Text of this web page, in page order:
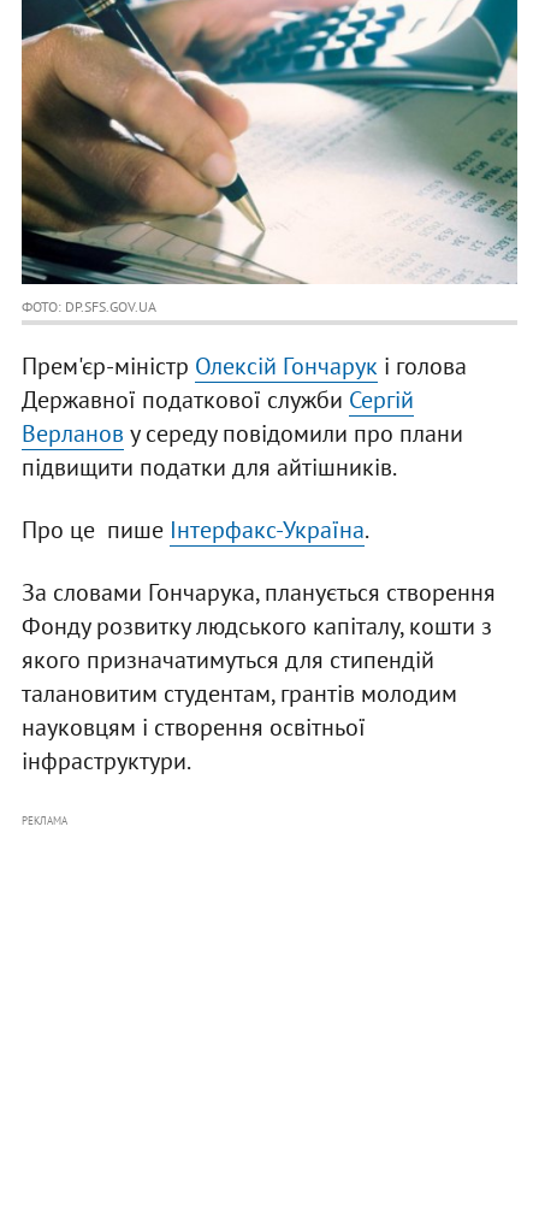
ФОТО: DP.SFS.GOV.UA
Прем'єр-міністр Олексій Гончарук і голова
Державної податкової служби Сергій
Верланов у середу повідомили про плани
підвищити податки для айтішників.
Про це пише Інтерфакс-Україна.
За словами Гончарука, планується створення
Фонду розвитку людського капіталу, кошти з
якого призначатимуться для стипендій
талановитим студентам, грантів молодим
науковцям і створення освітньої
інфраструктури.
РЕКЛАМА